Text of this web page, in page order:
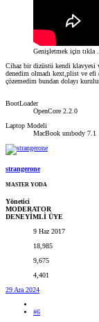
Genişletmek için tıkla
Cihaz bir dizüstü kendi klavyesi
denedim olmadı kext,plist ve efi
çözemedim bundan dolayı
BootLoader
OpenCore 2.2.0
Laptop Modeli
MacBook unıbody 7.1
strangerone
MASTER YODA
Yönetici
MODERATOR
DENEYİMLİ ÜYE
9 Haz 2017
18,985
9,675
4,401
29 Ara 2024
#6